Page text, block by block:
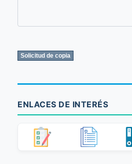
ENLACES DE INTERÉS